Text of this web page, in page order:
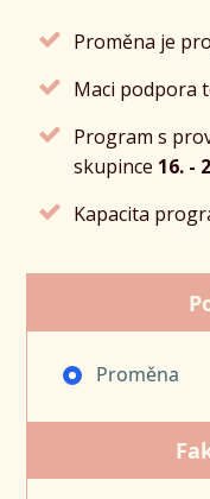
Proměna je
Maci podpora
Program s
skupince 16. -
Kapacita
Proměna